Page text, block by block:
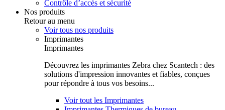
Contrôle d’accès et sécurité
Nos produits
Retour au menu
Voir tous nos produits
Imprimantes
Imprimantes
Découvrez les imprimantes Zebra chez Scantech : des
solutions d'impression innovantes et fiables, conçues
pour répondre à tous vos besoins...
Voir tout les Imprimantes